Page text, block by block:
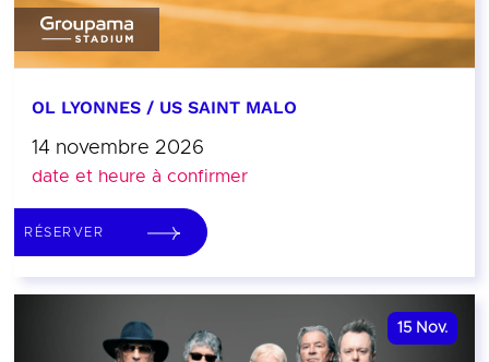
OL LYONNES / US SAINT MALO
14 novembre 2026
date et heure à confirmer
RÉSERVER
15 Nov.